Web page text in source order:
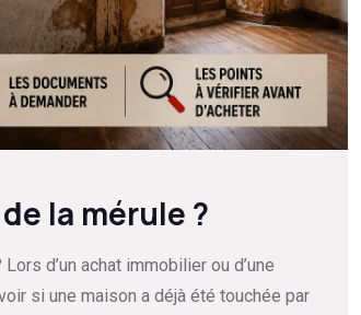
la mérule ?
d’un achat immobilier ou d’une
si une maison a déjà été touchée par